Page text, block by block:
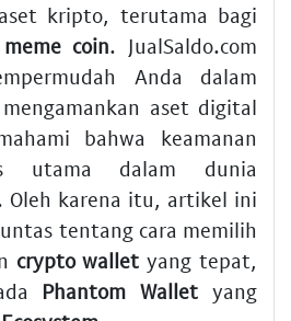
kripto, terutama bagi
meme coin. JualSaldo.com
Anda dalam
aset digital
bahwa keamanan
utama dalam dunia
Oleh karena itu, artikel ini
tentang cara memilih
crypto wallet yang tepat,
Phantom Wallet yang